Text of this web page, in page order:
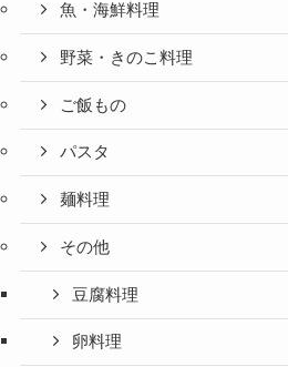
魚・海鮮料理
野菜・きのこ料理
ご飯もの
パスタ
麺料理
その他
豆腐料理
卵料理